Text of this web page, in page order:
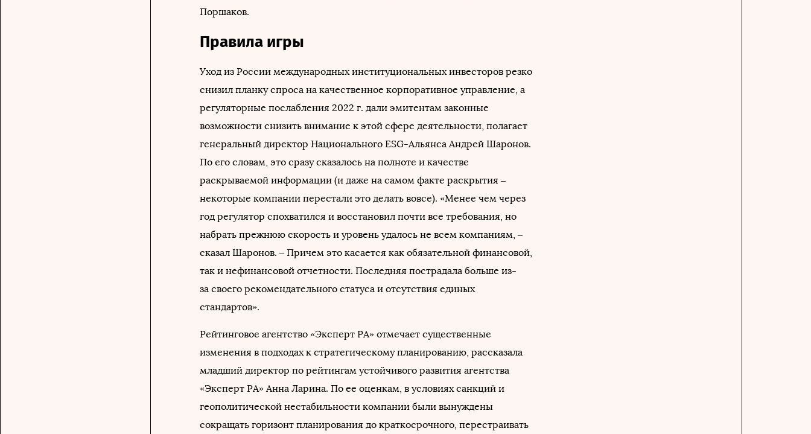
Поршаков.
Правила игры
Уход из России международных институциональных инвесторов резко
снизил планку спроса на качественное корпоративное управление, а
регуляторные послабления 2022 г. дали эмитентам законные
возможности снизить внимание к этой сфере деятельности, полагает
генеральный директор Национального ESG-Альянса Андрей Шаронов.
По его словам, это сразу сказалось на полноте и качестве
раскрываемой информации (и даже на самом факте раскрытия –
некоторые компании перестали это делать вовсе). «Менее чем через
год регулятор спохватился и восстановил почти все требования, но
набрать прежнюю скорость и уровень удалось не всем компаниям, –
сказал Шаронов. – Причем это касается как обязательной финансовой,
так и нефинансовой отчетности. Последняя пострадала больше из-
за своего рекомендательного статуса и отсутствия единых
стандартов».
Рейтинговое агентство «Эксперт РА» отмечает существенные
изменения в подходах к стратегическому планированию, рассказала
младший директор по рейтингам устойчивого развития агентства
«Эксперт РА» Анна Ларина. По ее оценкам, в условиях санкций и
геополитической нестабильности компании были вынуждены
сокращать горизонт планирования до краткосрочного, перестраивать